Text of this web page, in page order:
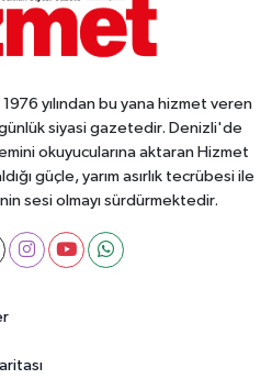
yılından bu yana hizmet veren
günlük siyasi gazetedir. Denizli'de
okuyucularına aktaran Hizmet
güçle, yarım asırlık tecrübesi ile
sesi olmayı sürdürmektedir.